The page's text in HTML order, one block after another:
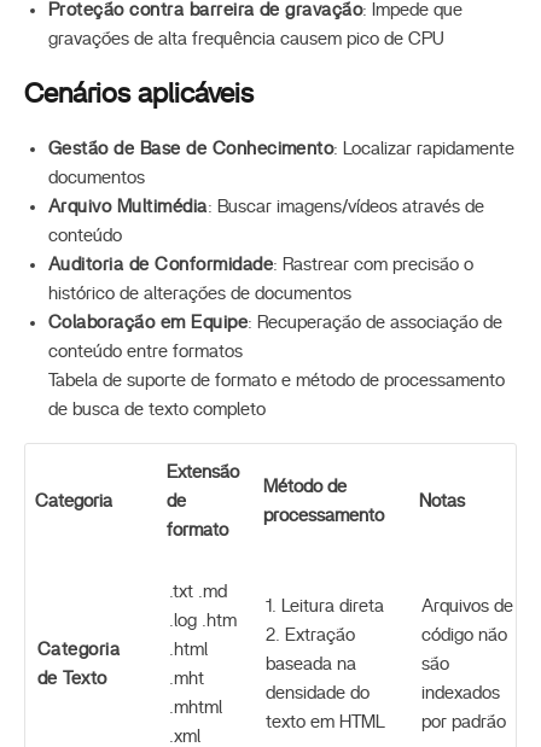
Proteção contra barreira de gravação: Impede que
gravações de alta frequência causem pico de CPU
Cenários aplicáveis
Gestão de Base de Conhecimento: Localizar rapidamente
documentos
Arquivo Multimédia: Buscar imagens/vídeos através de
conteúdo
Auditoria de Conformidade: Rastrear com precisão o
histórico de alterações de documentos
Colaboração em Equipe: Recuperação de associação de
conteúdo entre formatos
Tabela de suporte de formato e método de processamento
de busca de texto completo
Categoria
Extensão
de
formato
Método de
processamento
Notas
Categoria
de Texto
.txt .md
.log .htm
.html
.mht
.mhtml
.xml
1. Leitura direta
2. Extração
baseada na
densidade do
texto em HTML
Arquivos de
código não
são
indexados
por padrão